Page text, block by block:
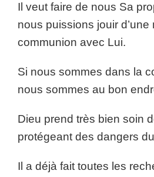
Il veut faire de nous Sa
nous puissions jouir d’une
communion avec Lui.
Si nous sommes dans la
nous sommes au bon
Dieu prend très bien soin
protégeant des dangers
Il a déjà fait toutes les